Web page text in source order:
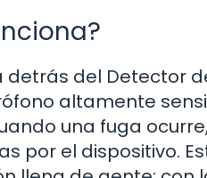
detrás del Detector
altamente
una fuga
por el dispositivo.